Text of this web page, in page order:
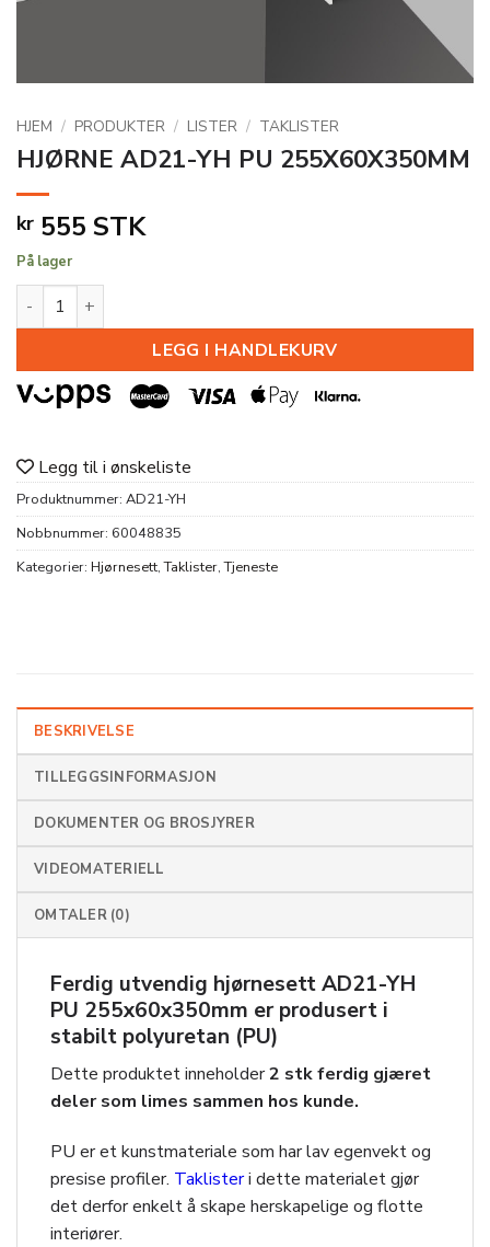
HJEM / PRODUKTER / LISTER / TAKLISTER
HJØRNE AD21-YH PU 255X60X350MM
kr 555 STK
På lager
HJØRNE AD21-YH PU 255X60X350MM antall
LEGG I HANDLEKURV
Legg til i ønskeliste
Produktnummer: AD21-YH
Nobbnummer: 60048835
Kategorier: Hjørnesett,Taklister,Tjeneste
BESKRIVELSE
TILLEGGSINFORMASJON
DOKUMENTER OG BROSJYRER
VIDEOMATERIELL
OMTALER (0)
Ferdig utvendig hjørnesett AD21-YH
PU 255x60x350mm er produsert i
stabilt polyuretan (PU)
Dette produktet inneholder2 stk ferdig gjæret
deler som limes sammen hos kunde.
PU er et kunstmateriale som har lav egenvekt og
presise profiler. Taklisteri dette materialet gjør
det derfor enkelt å skape herskapelige og flotte
interiører.